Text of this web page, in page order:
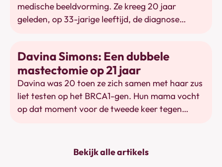
Bekijk alle artikels
medische beeldvorming. Ze kreeg 20 jaar
geleden, op 33-jarige leeftijd, de diagnose
overleefde, hoe de geneeskunde in die jaren
veranderde en wat yoga kan betekenen.
Davina Simons: Een dubbele
mastectomie op 21 jaar
Davina was 20 toen ze zich samen met haar zus
liet testen op het BRCA1-gen. Hun mama vocht
op dat moment voor de tweede keer tegen
vertelt moedig haar verhaal in een blogartikel
uit 2018: "Het is niet makkelijk geweest en er